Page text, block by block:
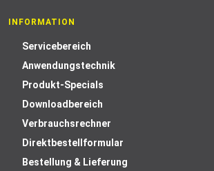
INFORMATION
Servicebereich
Anwendungstechnik
Produkt-Specials
Downloadbereich
Verbrauchsrechner
Direktbestellformular
Bestellung & Lieferung